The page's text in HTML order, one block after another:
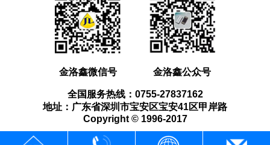
德晶振
高利奇晶振 Jauch晶振 AbraconCrystal
晶振
维管晶振 ECScrystal 日蚀晶振
拉隆晶振 格林雷晶振 SiTimeCrystal
晶振
IDTcrystal
晶振
PletronicsCrystal
晶振
StatekCrystal
晶振
AEK晶振 AEL晶振 Cardinal晶
振
Crystek晶振 Euroquartz Fox晶振
金洛鑫微信号 金洛鑫公众号
全国服务热线：0755-27837162
地址：广东省深圳市宝安区宝安41区甲岸路
Copyright © 1996-2017